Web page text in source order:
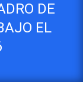
DE
EL